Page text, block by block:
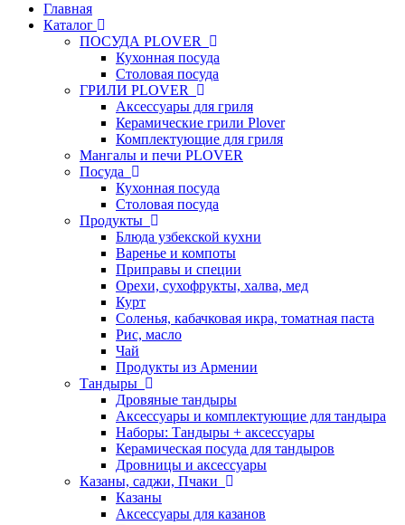
Главная
Каталог
ПОСУДА PLOVER
Кухонная посуда
Столовая посуда
ГРИЛИ PLOVER
Аксессуары для гриля
Керамические грили Plover
Комплектующие для гриля
Мангалы и печи PLOVER
Посуда
Кухонная посуда
Столовая посуда
Продукты
Блюда узбекской кухни
Варенье и компоты
Приправы и специи
Орехи, сухофрукты, халва, мед
Курт
Соленья, кабачковая икра, томатная паста
Рис, масло
Чай
Продукты из Армении
Тандыры
Дровяные тандыры
Аксессуары и комплектующие для тандыра
Наборы: Тандыры + аксессуары
Керамическая посуда для тандыров
Дровницы и аксессуары
Казаны, саджи, Пчаки
Казаны
Аксессуары для казанов